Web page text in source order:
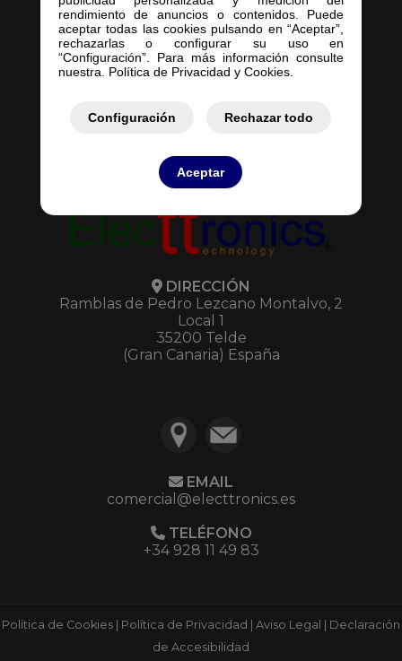
rendimiento de anuncios o contenidos. Puede
aceptar todas las cookies pulsando en “Aceptar”,
rechazarlas o configurar su uso en
“Configuración”. Para más información consulte
nuestra. Política de Privacidad y Cookies.
Configuración Rechazar todo
Aceptar
Inicio
Empresa
Servicios
Contacto
Mis Presupuestos
DIRECCIÓN
Ramblas de Pedro Lezcano Montalvo, 2
Local 1
35200 Telde
(Gran Canaria) España
EMAIL
comercial@electtronics.es
TELÉFONO
+34 928 11 49 83
Política de Cookies Política de Privacidad Aviso Legal
Declaración
de Accesibilidad